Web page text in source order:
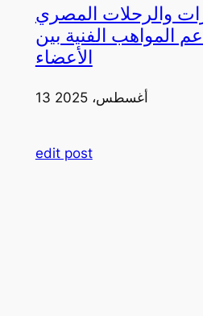
والرحلات المصري
المواهب الفنية بين
الأعضاء
13 أغسطس، 2025
edit post